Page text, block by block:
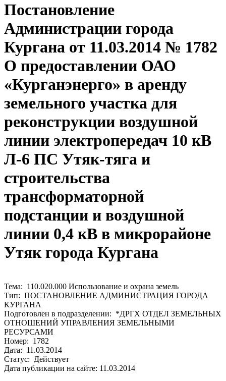
Постановление
Администрации города
Кургана от 11.03.2014 № 1782
О предоставлении ОАО
«Курганэнерго» в аренду
земельного участка для
реконструкции воздушной
линии электропередач 10 кВ
Л-6 ПС Утяк-тяга и
строительства
трансформаторной
подстанции и воздушной
линии 0,4 кВ в микрорайоне
Утяк города Кургана
Тема: 110.020.000 Использование и охрана земель
Тип: ПОСТАНОВЛЕНИЕ АДМИНИСТРАЦИЯ ГОРОДА
КУРГАНА
Подготовлен в подразделении: *ДРГХ ОТДЕЛ ЗЕМЕЛЬНЫХ
ОТНОШЕНИЙ УПРАВЛЕНИЯ ЗЕМЕЛЬНЫМИ
РЕСУРСАМИ
Номер: 1782
Дата: 11.03.2014
Статус: Действует
Дата публикации на сайте: 11.03.2014